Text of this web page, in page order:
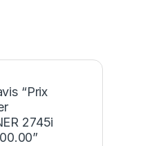
“Prix
2745i